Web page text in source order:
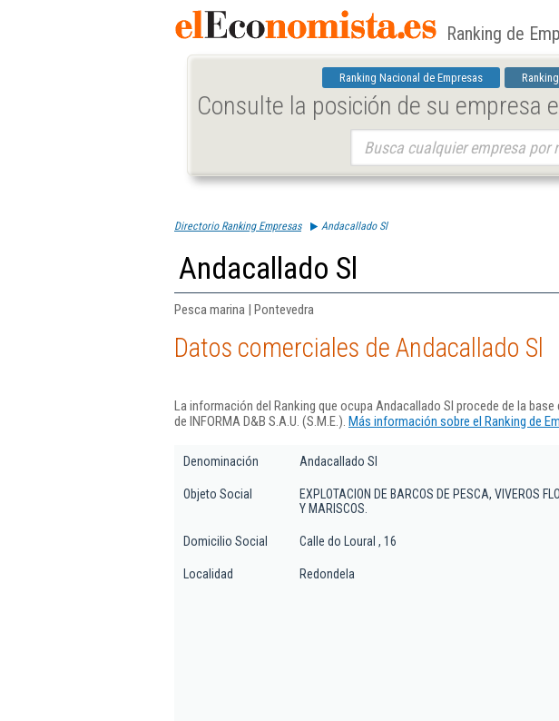
Ranking de
Ranking Nacional de Empresas
Consulte la posición de su empresa
Directorio Ranking Empresas Andacallado Sl
Andacallado Sl
Pesca marina | Pontevedra
Datos comerciales de Andacallado Sl
La información del Ranking que ocupa Andacallado Sl procede de la
de INFORMA D&B S.A.U. (S.M.E.). Más información sobre el Ranking de
Denominación Andacallado Sl
Objeto Social
EXPLOTACION DE BARCOS DE PESCA, VIVEROS
Y MARISCOS.
Domicilio Social Calle do Loural , 16
Localidad Redondela